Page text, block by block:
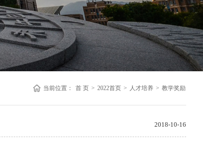
当前位置： 首 页 > 2022首页 > 人才培养 > 教学奖励
2018-10-16